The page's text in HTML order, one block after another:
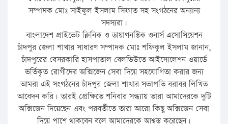
সম্পাদক মোঃ সাইফুল ইসলাম সিফাত সহ সংগঠনের অন্যান্য
সদস্যরা।
বাংলাদেশ প্রাইভেট ক্লিনিক ও ডায়াগনস্টিক ওনার্স এসোসিয়েশন
চাঁদপুর জেলা শাখার সাধারণ সম্পাদক মোঃ শফিকুল ইসলাম জানান,
চাঁদপুরের বেসরকারি হাসপাতাল বেলভিউতে আইসোলেশন ওয়ার্ডে
ভর্তিকৃত রোগীদের অক্সিজেন সেবা দিয়ে সহযোগিতা করার জন্য
আমরা এই সংগঠনের চাঁদপুর জেলা শাখার সভাপতি বরাবর লিখিত
আবেদন করি। তারই প্রেক্ষিতে শনিবার সন্ধ্যায় তারা আমাদেরকে দুটি
অক্সিজেন দিয়েছেন এবং পরবর্তীতে তারা আরো কিছু অক্সিজেন সেবা
দিয়ে পাশে থাকবেন বলে আমাদেরকে আশ্বস্ত করেছেন।